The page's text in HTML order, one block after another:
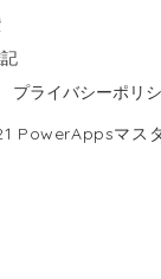
プライバシーポリ
PowerAppsマス